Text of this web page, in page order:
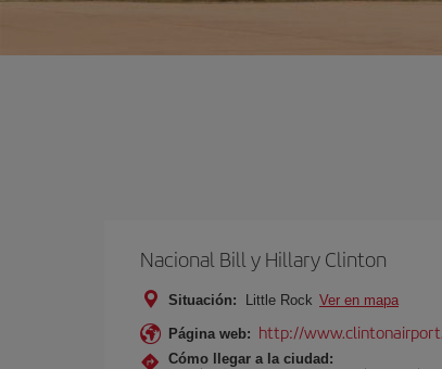
Nacional Bill y Hillary Clinton
Situación: Little Rock Ver en mapa
Página web: http://
Cómo llegar a la ciudad: